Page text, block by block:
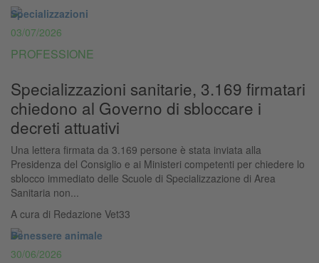
Specializzazioni
03/07/2026
PROFESSIONE
Specializzazioni sanitarie, 3.169 firmatari
chiedono al Governo di sbloccare i
decreti attuativi
Una lettera firmata da 3.169 persone è stata inviata alla
Presidenza del Consiglio e ai Ministeri competenti per chiedere lo
sblocco immediato delle Scuole di Specializzazione di Area
Sanitaria non...
A cura di Redazione Vet33
Benessere animale
30/06/2026